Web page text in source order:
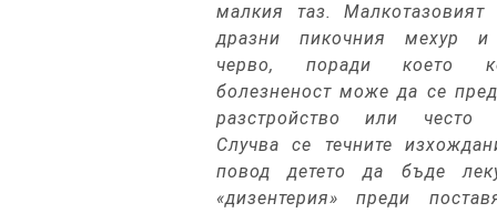
малкия таз. Малкотазовият
дразни пикочния мехур и
черво, поради което
болезненост може да се
разстройство или често
Случва се течните
повод детето да бъде
«дизентерия» преди